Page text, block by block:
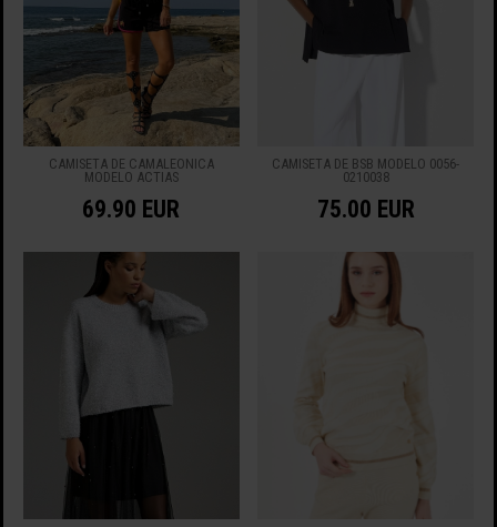
CAMISETA DE CAMALEÓNICA
MODELO ACTIAS
69.90 EUR
CAMISETA DE BSB MODELO 0056-
0210038
75.00 EUR